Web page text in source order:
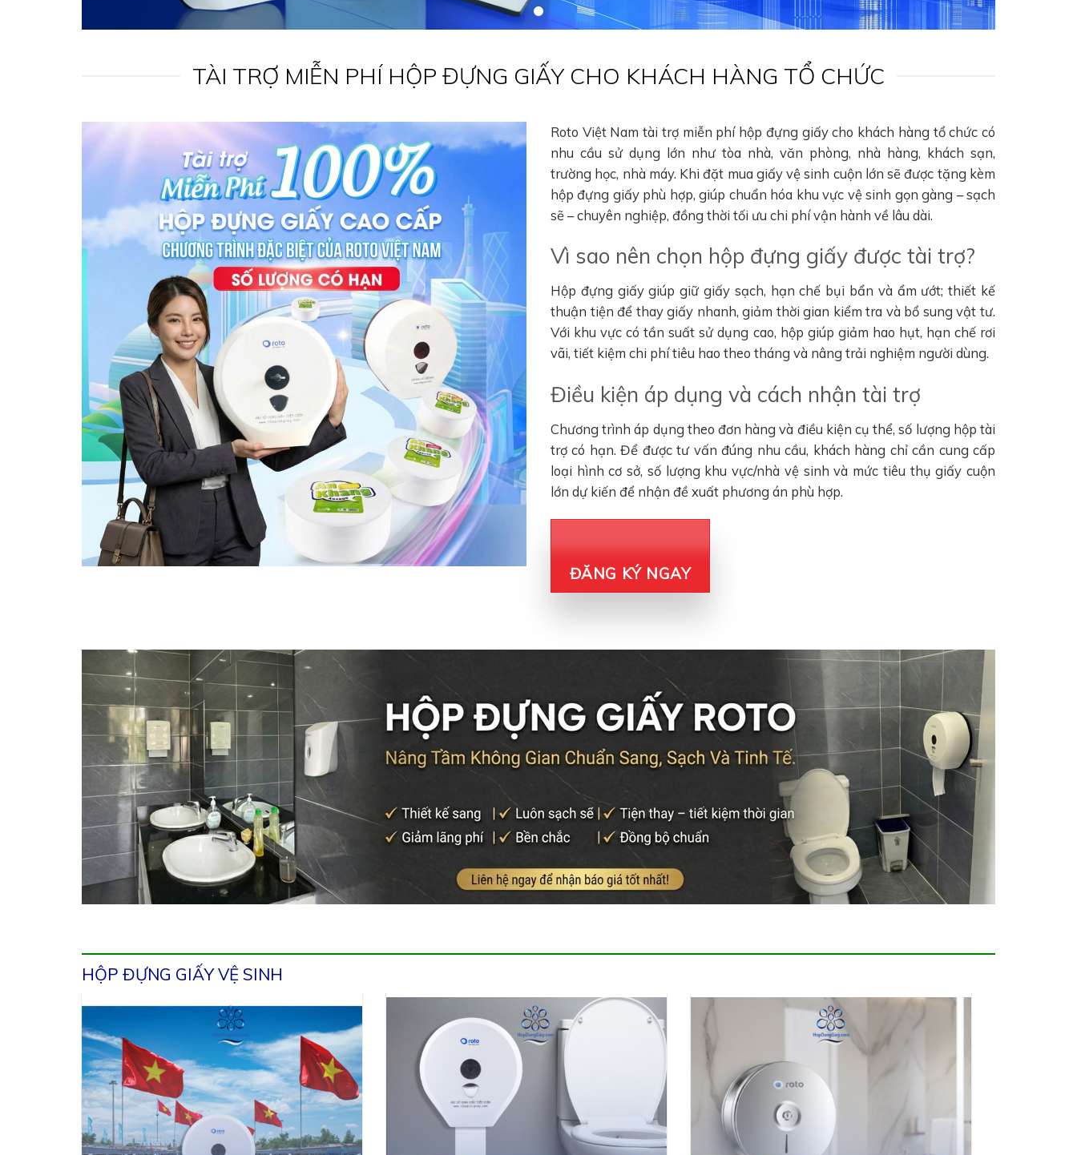
TÀI TRỢ MIỄN PHÍ HỘP ĐỰNG GIẤY CHO KHÁCH HÀNG TỔ CHỨC
Roto Việt Nam tài trợ miễn phí hộp đựng giấy cho khách hàng tổ chức có
nhu cầu sử dụng lớn như tòa nhà, văn phòng, nhà hàng, khách sạn,
trường học, nhà máy. Khi đặt mua giấy vệ sinh cuộn lớn sẽ được tặng kèm
hộp đựng giấy phù hợp, giúp chuẩn hóa khu vực vệ sinh gọn gàng – sạch
sẽ – chuyên nghiệp, đồng thời tối ưu chi phí vận hành về lâu dài.
Vì sao nên chọn hộp đựng giấy được tài trợ?
Hộp đựng giấy giúp giữ giấy sạch, hạn chế bụi bẩn và ẩm ướt; thiết kế
thuận tiện để thay giấy nhanh, giảm thời gian kiểm tra và bổ sung vật tư.
Với khu vực có tần suất sử dụng cao, hộp giúp giảm hao hụt, hạn chế rơi
vãi, tiết kiệm chi phí tiêu hao theo tháng và nâng trải nghiệm người dùng.
Điều kiện áp dụng và cách nhận tài trợ
Chương trình áp dụng theo đơn hàng và điều kiện cụ thể, số lượng hộp tài
trợ có hạn. Để được tư vấn đúng nhu cầu, khách hàng chỉ cần cung cấp
loại hình cơ sở, số lượng khu vực/nhà vệ sinh và mức tiêu thụ giấy cuộn
lớn dự kiến để nhận đề xuất phương án phù hợp.
ĐĂNG KÝ NGAY
HỘP ĐỰNG GIẤY VỆ SINH